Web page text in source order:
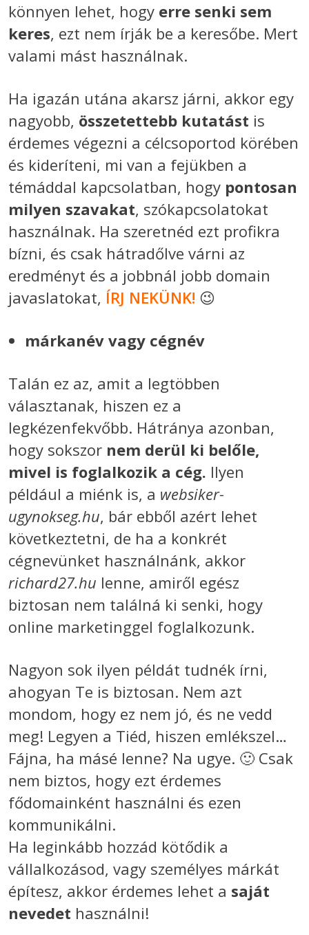
könnyen lehet, hogy erre senki sem
keres, ezt nem írják be a keresőbe. Mert
valami mást használnak.
Ha igazán utána akarsz járni, akkor egy
nagyobb, összetettebb kutatást is
érdemes végezni a célcsoportod körében
és kideríteni, mi van a fejükben a
témáddal kapcsolatban, hogy pontosan
milyen szavakat, szókapcsolatokat
használnak. Ha szeretnéd ezt profikra
bízni, és csak hátradőlve várni az
eredményt és a jobbnál jobb domain
javaslatokat, ÍRJ NEKÜNK! 😉
márkanév vagy cégnév
Talán ez az, amit a legtöbben
választanak, hiszen ez a
legkézenfekvőbb. Hátránya azonban,
hogy sokszor nem derül ki belőle,
mivel is foglalkozik a cég. Ilyen
például a miénk is, a websiker-
ugynokseg.hu, bár ebből azért lehet
következtetni, de ha a konkrét
cégnevünket használnánk, akkor
richard27.hu lenne, amiről egész
biztosan nem találná ki senki, hogy
online marketinggel foglalkozunk.
Nagyon sok ilyen példát tudnék írni,
ahogyan Te is biztosan. Nem azt
mondom, hogy ez nem jó, és ne vedd
meg! Legyen a Tiéd, hiszen emlékszel…
Fájna, ha másé lenne? Na ugye. 🙂 Csak
nem biztos, hogy ezt érdemes
fődomainként használni és ezen
kommunikálni.
Ha leginkább hozzád kötődik a
vállalkozásod, vagy személyes márkát
építesz, akkor érdemes lehet a saját
nevedet használni!